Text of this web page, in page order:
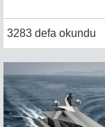
3283 defa okundu